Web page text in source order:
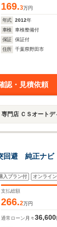
169.3万円
年式 2012年
車検
車検整備付
保証
保証付
住所
千葉県野田市
認・見積依頼
オートディーラー 柏イン
回避 純正ナ
入プラン付 オンライ
支払総額
266.2万円
通常ローン 月々36,600